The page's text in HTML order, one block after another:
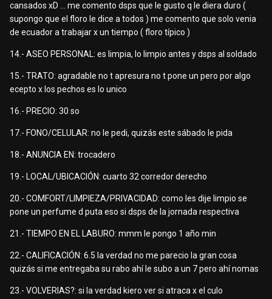
cansados xD ... me comento dsps que le gusto q le diera duro (
supongo que el floro le dice a todos ) me comento que solo venia
de ecuador a trabajar x un tiempo ( floro típico )
14.- ASEO PERSONAL: es limpia, lo limpio antes y dsps al soldado
15.- TRATO: agradable no t apresura no t pone un pero por algo
ecepto x los pechos es lo unico
16.- PRECIO: 30 so
17.- FONO/CELULAR: no le pedi, quizás este sábado le pida
18.- ANUNCIA EN: trocadero
19.- LOCAL/UBICACIÓN: cuarto 32 corredor derecho
20.- COMFORT/LIMPIEZA/PRIVACIDAD: como les dije limpio se
pone un perfume d puta eso si dsps de la jornada respectiva
21.- TIEMPO EN EL LABURO: mmm le pongo 1 año min
22.- CALIFICACIÓN: 6.5 la verdad no me parecio la gran cosa
quizás si me entregaba su rabo ahí le subo a un 7 pero ahí nomas
23.- VOLVERIAS?: si la verdad kiero ver si atraca x el culo